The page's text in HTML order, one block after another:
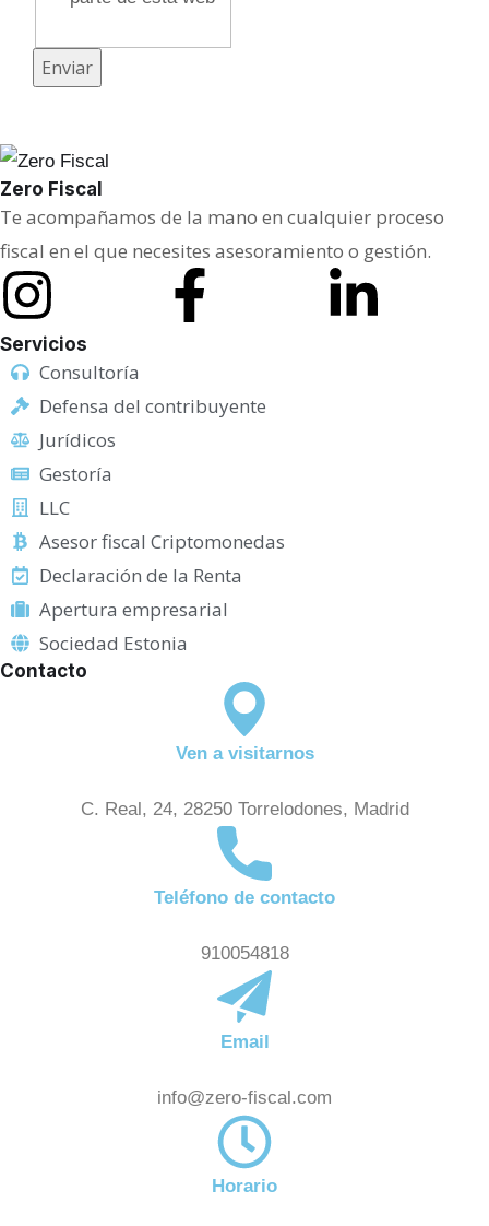
M
s
a
e
C
a
m
p
o
Enviar
Zero Fiscal
Te acompañamos de la mano en cualquier proceso
fiscal en el que necesites asesoramiento o gestión.
Servicios
Consultoría
Defensa del contribuyente
Jurídicos
Gestoría
LLC
Asesor fiscal Criptomonedas
Declaración de la Renta
Apertura empresarial
Sociedad Estonia
Contacto
Ven a visitarnos
C. Real, 24, 28250 Torrelodones, Madrid
Teléfono de contacto
910054818
Email
info@zero-fiscal.com
Horario